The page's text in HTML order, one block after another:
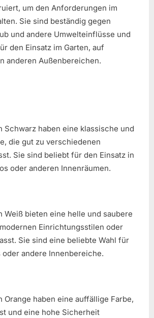
um den Anforderungen im
Sie sind beständig gegen
und andere Umwelteinflüsse und
den Einsatz im Garten, auf
anderen Außenbereichen.
Schwarz haben eine klassische und
die gut zu verschiedenen
Sie sind beliebt für den Einsatz in
oder anderen Innenräumen.
Weiß bieten eine helle und saubere
Einrichtungsstilen oder
Sie sind eine beliebte Wahl für
oder andere Innenbereiche.
Orange haben eine auffällige Farbe,
und eine hohe Sicherheit